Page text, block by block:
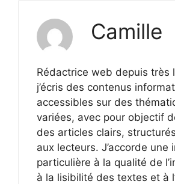
Camille
Rédactrice web depuis très
j’écris des contenus
accessibles sur des
variées, avec pour objectif
des articles clairs,
aux lecteurs. J’accorde une
particulière à la qualité de
à la lisibilité des textes et à